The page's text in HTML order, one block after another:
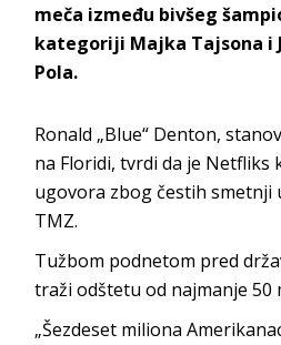
meča između bivšeg
kategoriji Majka Tajsona i
Pola.
Ronald „Blue“ Denton,
na Floridi, tvrdi da je Netfliks
ugovora zbog čestih smetnji
TMZ.
Tužbom podnetom pred
traži odštetu od najmanje 50
„Šezdeset miliona